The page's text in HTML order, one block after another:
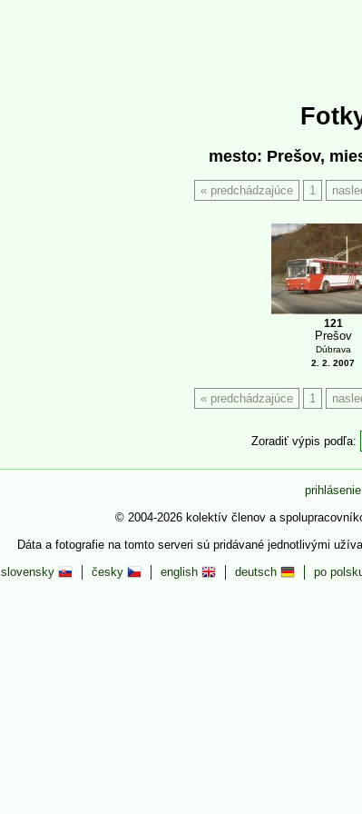
mesto: Prešov,
predchádzajúce 1
121
Prešov
Dúbrava
2. 2. 2007
predchádzajúce 1
Zoradiť výpis podľa:
prihlásenie
© 2004-2026 kolektív členov a
Dáta a fotografie na tomto serveri sú pridávané jednotlivými
slovensky
česky english deutsch po